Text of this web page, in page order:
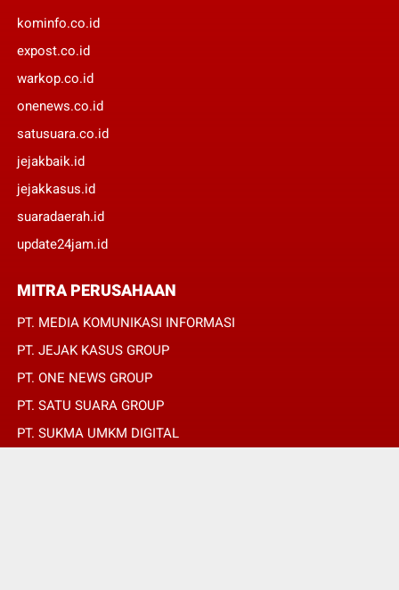
kominfo.co.id
expost.co.id
warkop.co.id
onenews.co.id
satusuara.co.id
jejakbaik.id
jejakkasus.id
suaradaerah.id
update24jam.id
MITRA PERUSAHAAN
PT. MEDIA KOMUNIKASI INFORMASI
PT. JEJAK KASUS GROUP
PT. ONE NEWS GROUP
PT. SATU SUARA GROUP
PT. SUKMA UMKM DIGITAL